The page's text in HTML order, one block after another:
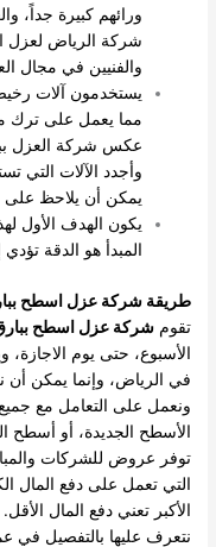
ورائهم كبيرة جداً،
شركة الرياض لعزل
والفنيين في مجال
يستخدمون آلات
مما يعمل على ترك
عكس شركة العزل
وأجدد الآلات التي
يمكن أن يلاحظ
يكون الهدف الأول
المبدأ هو الدقة
طريقة شركة عزل اسطح
تقومشركة عزل اسطح
الأسبوع، حتى يوم
في الرياض، وإنما يمكن أن
ونعمل على التعامل مع
الأسطح الجديدة، أو أسطح
توفر عروض للشركات
التي تعمل على دفع المال
الأكبر تعني دفع المال
نتعرف عليها بالتفصيل في